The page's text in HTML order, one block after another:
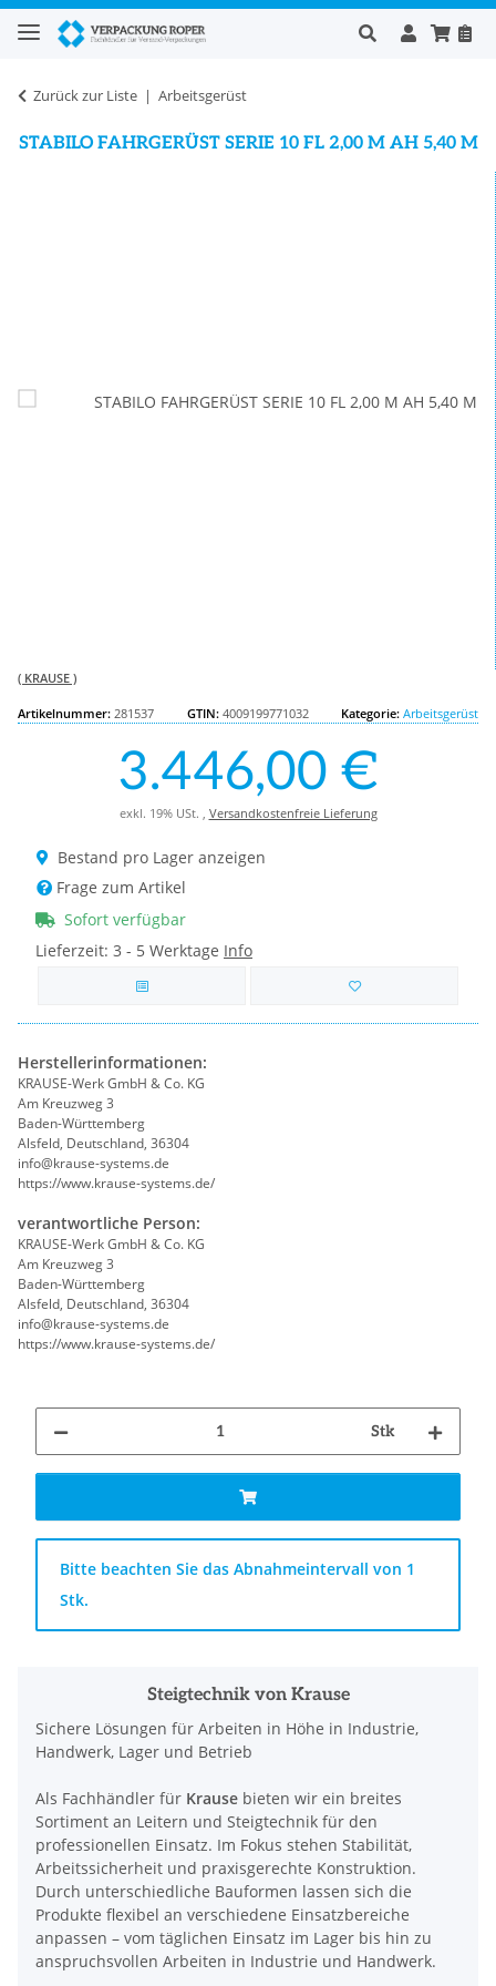
Zurück zur Liste Arbeitsgerüst
STABILO FAHRGERÜST SERIE 10 FL 2,00 M AH 5,40 M
( KRAUSE )
Artikelnummer: 281537 GTIN: 4009199771032 Kategorie: Arbeitsgerüst
3.446,00 €
exkl. 19% USt. , Versandkostenfreie Lieferung
Bestand pro Lager anzeigen
Frage zum Artikel
Sofort verfügbar
Lieferzeit: 3 - 5 Werktage Info
Herstellerinformationen:
KRAUSE-Werk GmbH & Co. KG
Am Kreuzweg 3
Baden-Württemberg
Alsfeld, Deutschland, 36304
info@krause-systems.de
https://www.krause-systems.de/
verantwortliche Person:
KRAUSE-Werk GmbH & Co. KG
Am Kreuzweg 3
Baden-Württemberg
Alsfeld, Deutschland, 36304
info@krause-systems.de
https://www.krause-systems.de/
Stk
x
Bitte beachten Sie das Abnahmeintervall von 1
Stk.
Steigtechnik von Krause
Sichere Lösungen für Arbeiten in Höhe in Industrie,
Handwerk, Lager und Betrieb
Als Fachhändler für Krause bieten wir ein breites
Sortiment an Leitern und Steigtechnik für den
professionellen Einsatz. Im Fokus stehen Stabilität,
Arbeitssicherheit und praxisgerechte Konstruktion.
Durch unterschiedliche Bauformen lassen sich die
Produkte flexibel an verschiedene Einsatzbereiche
anpassen – vom täglichen Einsatz im Lager bis hin zu
anspruchsvollen Arbeiten in Industrie und Handwerk.